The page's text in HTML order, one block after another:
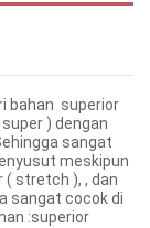
bahan superior
) dengan
sangat
meskipun
( stretch ), , dan
sangat cocok di
:superior